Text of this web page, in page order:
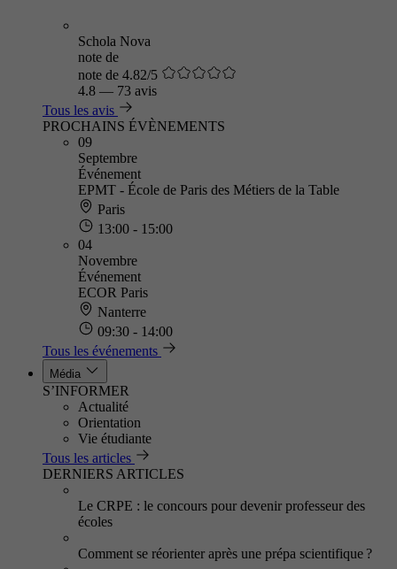
Schola Nova
note de
note de 4.82/5
4.8 — 73 avis
Tous les avis
PROCHAINS ÉVÈNEMENTS
09
Septembre
Événement
EPMT - École de Paris des Métiers de la Table
Paris
13:00 - 15:00
04
Novembre
Événement
ECOR Paris
Nanterre
09:30 - 14:00
Tous les événements
Média
S’INFORMER
Actualité
Orientation
Vie étudiante
Tous les articles
DERNIERS ARTICLES
Le CRPE : le concours pour devenir professeur des
écoles
Comment se réorienter après une prépa scientifique ?